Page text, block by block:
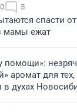
5
спасти
мамы ежат
помощи»:
аромат для
в духах